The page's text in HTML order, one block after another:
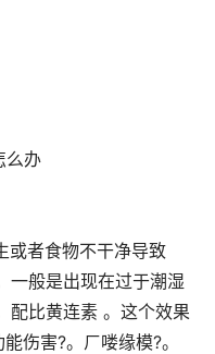
或者食物不干净导致
一般是出现在过于潮湿
配比黄连素 。这个效果
伤害?。ㄏ喽缘模?。